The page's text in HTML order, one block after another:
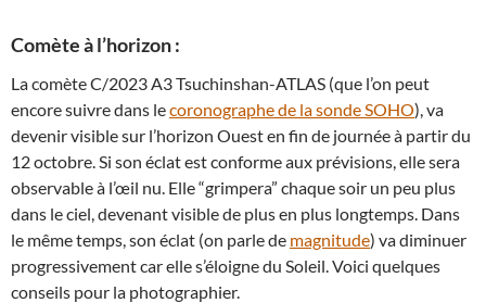
Comète à l’horizon :
La comète C/2023 A3 Tsuchinshan-ATLAS (que l’on peut
encore suivre dans lecoronographe de la sonde SOHO), va
devenir visible sur l’horizon Ouest en fin de journée à partir du
12 octobre. Si son éclat est conforme aux prévisions, elle sera
observable à l’œil nu. Elle “grimpera” chaque soir un peu plus
dans le ciel, devenant visible de plus en plus longtemps. Dans
le même temps, son éclat (on parle de magnitude) va diminuer
progressivement car elle s’éloigne du Soleil. Voici quelques
conseils pour la photographier.